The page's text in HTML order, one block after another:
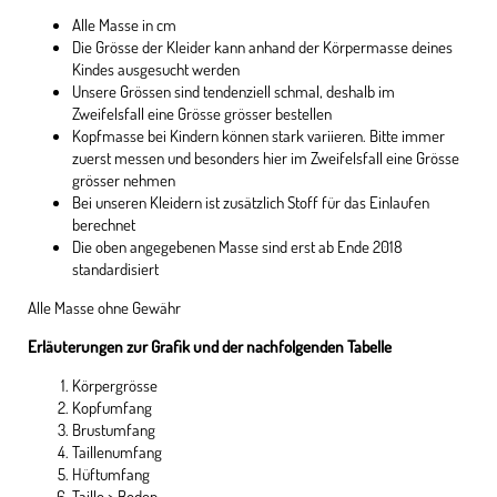
Alle Masse in cm
Die Grösse der Kleider kann anhand der Körpermasse deines
Kindes ausgesucht werden
Unsere Grössen sind tendenziell schmal, deshalb im
Zweifelsfall eine Grösse grösser bestellen
Kopfmasse bei Kindern können stark variieren. Bitte immer
zuerst messen und besonders hier im Zweifelsfall eine Grösse
grösser nehmen
Bei unseren Kleidern ist zusätzlich Stoff für das Einlaufen
berechnet
Die oben angegebenen Masse sind erst ab Ende 2018
standardisiert
Alle Masse ohne Gewähr
Erläuterungen zur Grafik und der nachfolgenden Tabelle
Körpergrösse
Kopfumfang
Brustumfang
Taillenumfang
Hüftumfang